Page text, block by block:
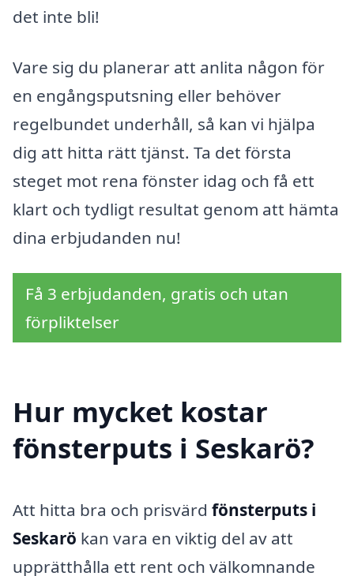
det inte bli!
Vare sig du planerar att anlita någon för
en engångsputsning eller behöver
regelbundet underhåll, så kan vi hjälpa
dig att hitta rätt tjänst. Ta det första
steget mot rena fönster idag och få ett
klart och tydligt resultat genom att hämta
dina erbjudanden nu!
Få 3 erbjudanden, gratis och utan
förpliktelser
Hur mycket kostar
fönsterputs i Seskarö?
Att hitta bra och prisvärd fönsterputs i
Seskarö kan vara en viktig del av att
upprätthålla ett rent och välkomnande